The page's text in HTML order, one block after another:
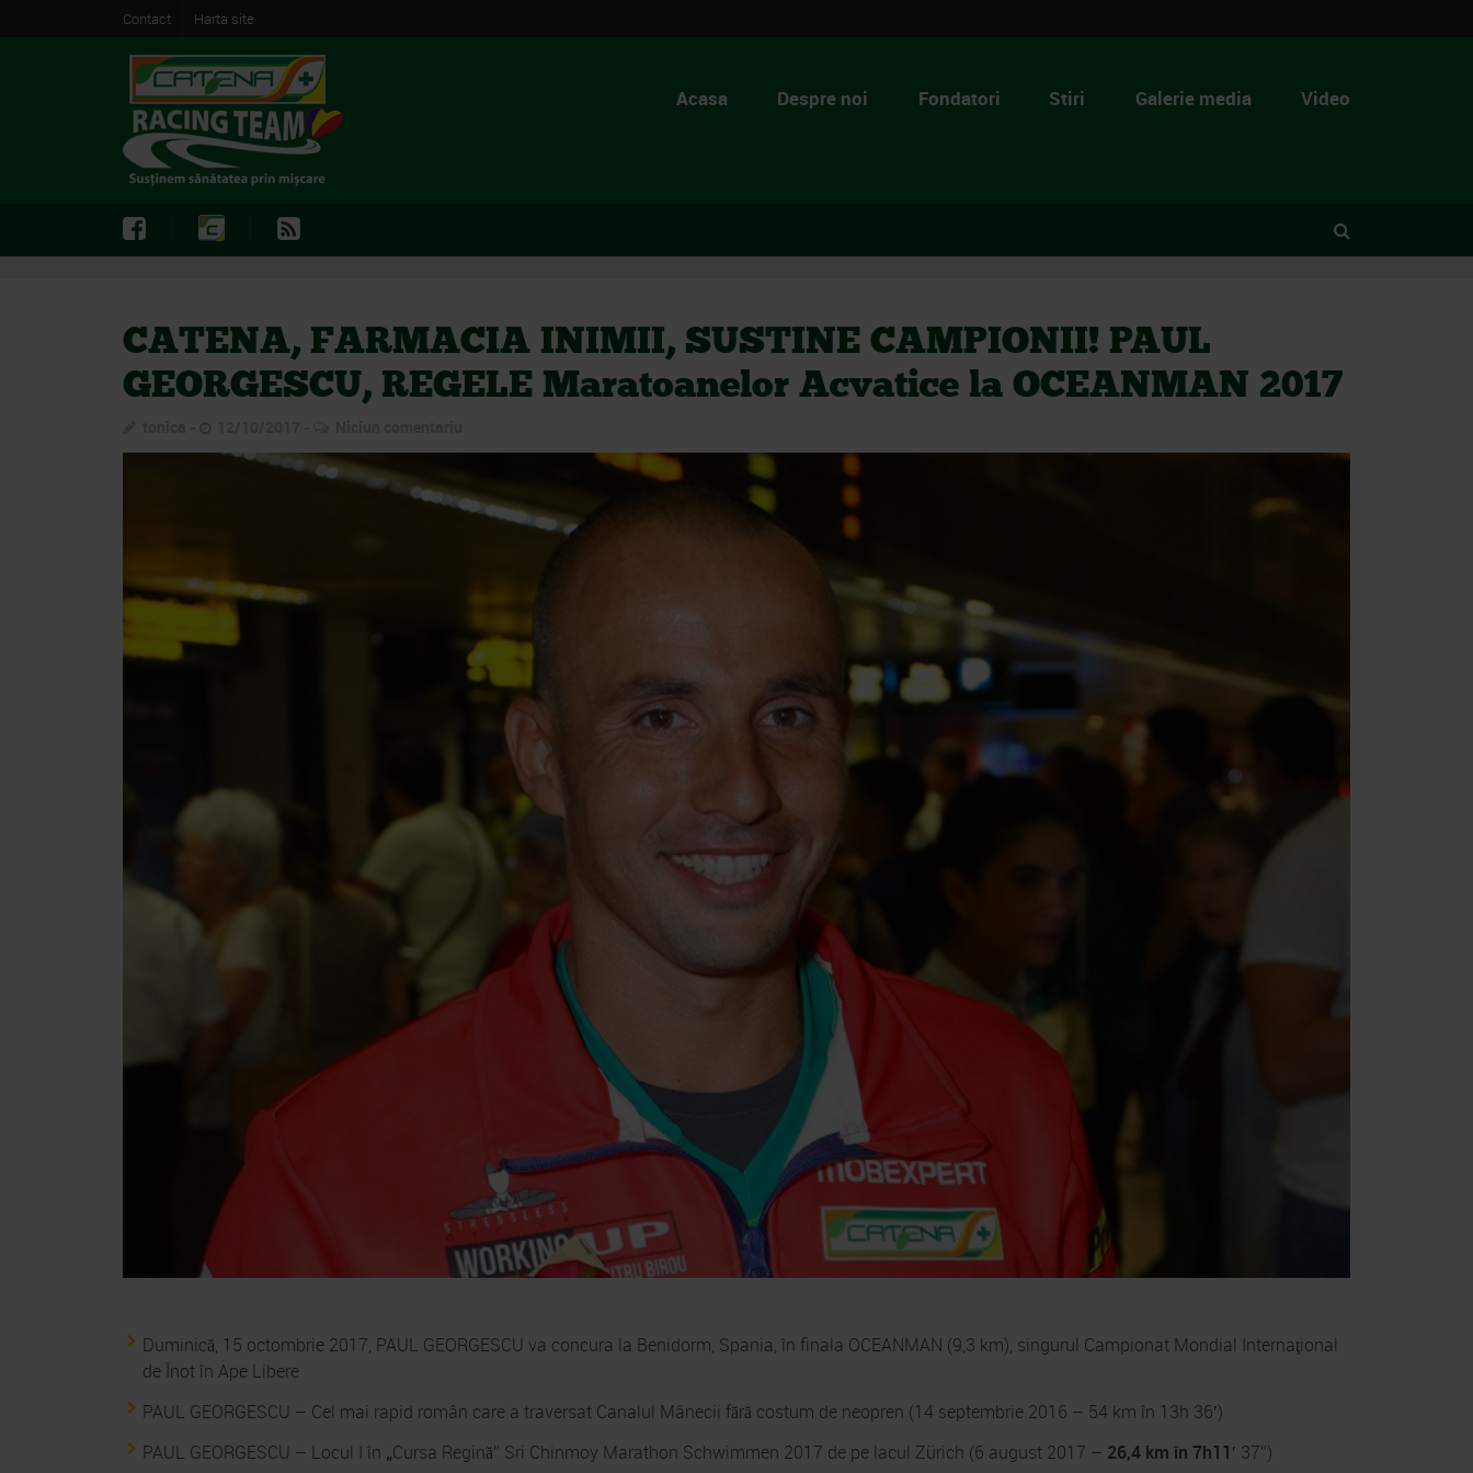
Contact Harta site
Acasa Despre noi Fondatori Stiri Galerie media Video
CATENA, FARMACIA INIMII, SUSTINE CAMPIONII! PAUL
GEORGESCU, REGELE Maratoanelor Acvatice la OCEANMAN 2017
Duminică, 15 octombrie 2017, PAUL GEORGESCU va concura la Benidorm, Spania, în finala OCEANMAN (9,3 km), singurul Campionat Mondial Internaţional
de Înot în Ape Libere
PAUL GEORGESCU – Cel mai rapid român care a traversat Canalul Mânecii fără costum de neopren (14 septembrie 2016 – 54 km în 13h 36′)
PAUL GEORGESCU – Locul I în „Cursa Regină” Sri Chinmoy Marathon Schwimmen 2017 de pe lacul Zürich (6 august 2017 – 26,4 km în 7h11′ 37”)